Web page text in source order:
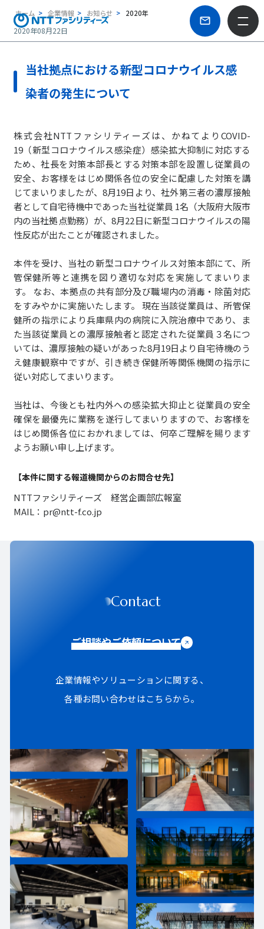
ホーム 企業情報 お知らせ 2020年
2020年08月22日
当社拠点における新型コロナウイルス感
染者の発生について
株式会社NTTファシリティーズは、かねてよりCOVID-
19（新型コロナウイルス感染症）感染拡大抑制に対応する
ため、社長を対策本部長とする対策本部を設置し従業員の
安全、お客様をはじめ関係各位の安全に配慮した対策を講
じてまいりましたが、8月19日より、社外第三者の濃厚接触
者として自宅待機中であった当社従業員 1名（大阪府大阪市
内の当社拠点勤務）が、8月22日に新型コロナウイルスの陽
性反応が出たことが確認されました。
本件を受け、当社の新型コロナウイルス対策本部にて、所
管保健所等と連携を図り適切な対応を実施してまいりま
す。 なお、本拠点の共有部分及び職場内の消毒・除菌対応
をすみやかに実施いたします。 現在当該従業員は、所管保
健所の指示により兵庫県内の病院に入院治療中であり、ま
た当該従業員との濃厚接触者と認定された従業員３名につ
いては、濃厚接触の疑いがあった8月19日より自宅待機のう
え健康観察中ですが、引き続き保健所等関係機関の指示に
従い対応してまいります。
当社は、今後とも社内外への感染拡大抑止と従業員の安全
確保を最優先に業務を遂行してまいりますので、お客様を
はじめ関係各位におかれましては、何卒ご理解を賜ります
ようお願い申し上げます。
【本件に関する報道機関からのお問合せ先】
NTTファシリティーズ 経営企画部広報室
MAIL：pr@ntt-f.co.jp
Contact
ご相談やご依頼について
企業情報やソリューションに関する、
各種お問い合わせはこちらから。